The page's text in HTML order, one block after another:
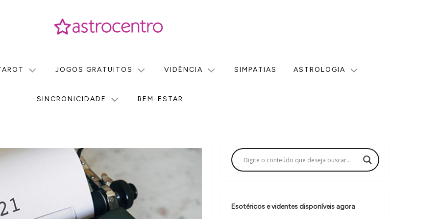
JOGOS GRATUITOS VIDÊNCIA SIMPATIAS ASTROLOGIA
SINCRONICIDADE BEM-ESTAR
Esotéricos e videntes disponíveis agora